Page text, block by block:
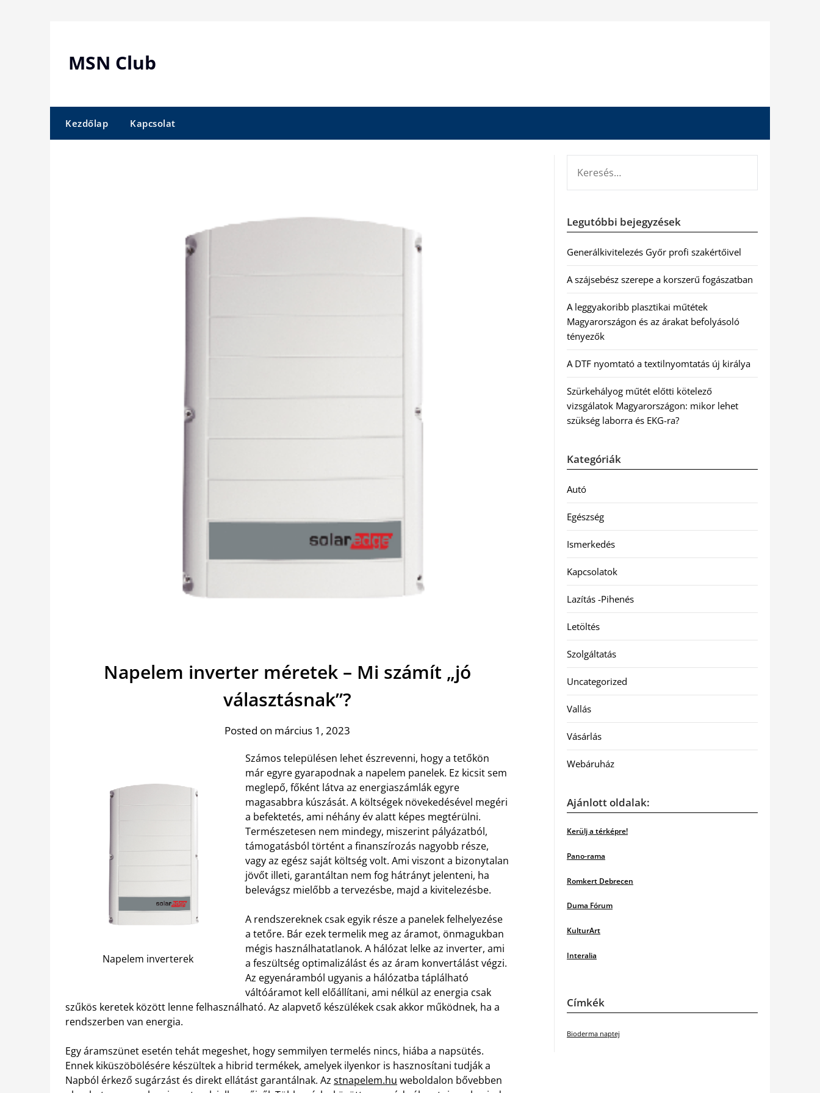
MSN Club
Kezdőlap Kapcsolat
Napelem inverter méretek – Mi számít „jó
választásnak”?
Posted on március 1, 2023
Napelem inverterek
Számos településen lehet észrevenni, hogy a tetőkön
már egyre gyarapodnak a napelem panelek. Ez kicsit sem
meglepő, főként látva az energiaszámlák egyre
magasabbra kúszását. A költségek növekedésével megéri
a befektetés, ami néhány év alatt képes megtérülni.
Természetesen nem mindegy, miszerint pályázatból,
támogatásból történt a finanszírozás nagyobb része,
vagy az egész saját költség volt. Ami viszont a bizonytalan
jövőt illeti, garantáltan nem fog hátrányt jelenteni, ha
belevágsz mielőbb a tervezésbe, majd a kivitelezésbe.
A rendszereknek csak egyik része a panelek felhelyezése
a tetőre. Bár ezek termelik meg az áramot, önmagukban
mégis használhatatlanok. A hálózat lelke az inverter, ami
a feszültség optimalizálást és az áram konvertálást végzi.
Az egyenáramból ugyanis a hálózatba táplálható
váltóáramot kell előállítani, ami nélkül az energia csak
szűkös keretek között lenne felhasználható. Az alapvető készülékek csak akkor működnek, ha a
rendszerben van energia.
Egy áramszünet esetén tehát megeshet, hogy semmilyen termelés nincs, hiába a napsütés.
Ennek kiküszöbölésére készültek a hibrid termékek, amelyek ilyenkor is hasznosítani tudják a
Napból érkező sugárzást és direkt ellátást garantálnak. Az stnapelem.hu weboldalon bővebben
Legutóbbi bejegyzések
Generálkivitelezés Győr profi szakértőivel
A szájsebész szerepe a korszerű fogászatban
A leggyakoribb plasztikai műtétek
Magyarországon és az árakat befolyásoló
tényezők
A DTF nyomtató a textilnyomtatás új királya
Szürkehályog műtét előtti kötelező
vizsgálatok Magyarországon: mikor lehet
szükség laborra és EKG-ra?
Kategóriák
Autó
Egészség
Ismerkedés
Kapcsolatok
Lazítás -Pihenés
Letöltés
Szolgáltatás
Uncategorized
Vallás
Vásárlás
Webáruház
Ajánlott oldalak:
Kerülj a térképre!
Pano-rama
Romkert Debrecen
Duma Fórum
KulturArt
Interalia
Címkék
Bioderma naptej